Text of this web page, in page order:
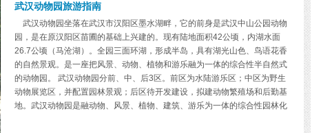
武汉动物园旅游指南
武汉动物园坐落在武汉市汉阳区墨水湖畔，它的前身是武汉中山公园动物
园，是在原汉阳区苗圃的基础上兴建的。现有陆地面积42公顷，内湖水面
26.7公顷（马沧湖）。全园三面环湖，形成半岛，具有湖光山色、鸟语花香
的自然景观。是一座把风景、动物、植物和游乐融为一体的综合性半自然式
的动物园。 武汉动物园分前、中、后3区。前区为水陆游乐区；中区为野生
动物展览区，并配置园林景观；后区待开发建设，拟建动物繁殖场和后勤基
地。武汉动物园是融动物、风景、植物、建筑、游乐为一体的综合性园林化